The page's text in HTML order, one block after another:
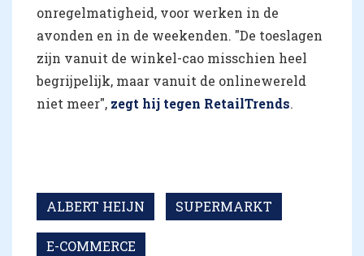
onregelmatigheid, voor werken in de
avonden en in de weekenden. "De toeslagen
zijn vanuit de winkel-cao misschien heel
begrijpelijk, maar vanuit de onlinewereld
niet meer", zegt hij tegen RetailTrends.
ALBERT HEIJN SUPERMARKT
E-COMMERCE